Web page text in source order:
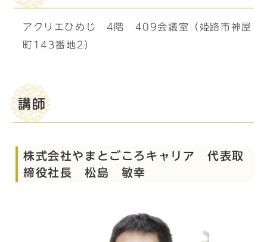
アクリエひめじ 4階 409会議室（姫路市神屋
町143番地2）
講師
株式会社やまとごころキャリア 代表取
締役社長 松島 敏幸